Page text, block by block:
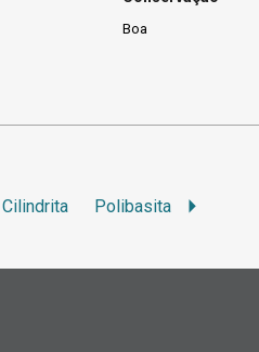
Boa
Cilindrita Polibasita